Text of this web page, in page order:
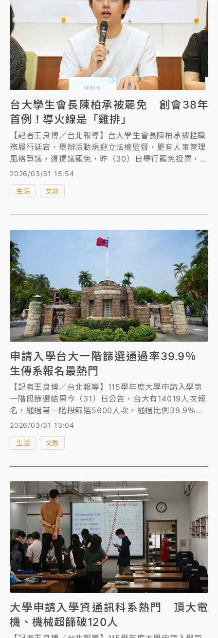
台大學生會長陳柏承被罷免 創會38年
首例！導火線是「雞排」
【記者王良博／台北報導】台大學生會長陳柏承被控職
務履行延宕、舉辦活動規避立法權監督，更有人事管理
風格爭議，遭提議罷免，昨（30）日舉行罷免投票，通
過他的罷免案，成為學生會創會38年，第一位被罷免的
會長。陳柏承反控，是因私人恩怨與權力角力，才遭到
罷免。
2026/03/31 15:54
生活 文教
申請入學台大一階篩選通過率39.9％
生傳系報名最熱門
【記者王良博／台北報導】115學年度大學申請入學第
一階段篩選結果今（31）日公告，台大有14019人次報
名，通過第一階段篩選5600人次，通過比例39.9％，
最多人報名的科系是生傳系，有522人報名，最後有62
2026/03/31 13:04
生活 文教
大學申請入學資通訊科系熱門 頂大電
機、機械超篩破120人